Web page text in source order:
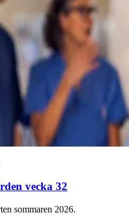
vecka 32
sommaren 2026.